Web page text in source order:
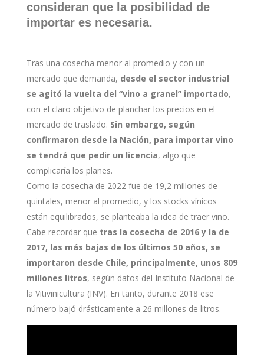
consideran que la posibilidad de
importar es necesaria.
Tras una cosecha menor al promedio y con un
mercado que demanda, desde el sector industrial
se agitó la vuelta del “vino a granel” importado,
con el claro objetivo de planchar los precios en el
mercado de traslado. Sin embargo, según
confirmaron desde la Nación, para importar vino
se tendrá que pedir un licencia, algo que
complicaría los planes.
Como la cosecha de 2022 fue de 19,2 millones de
quintales, menor al promedio, y los stocks vínicos
están equilibrados, se planteaba la idea de traer vino.
Cabe recordar que tras la cosecha de 2016 y la de
2017, las más bajas de los últimos 50 años, se
importaron desde Chile, principalmente, unos 809
millones litros, según datos del Instituto Nacional de
la Vitivinicultura (INV). En tanto, durante 2018 ese
número bajó drásticamente a 26 millones de litros.